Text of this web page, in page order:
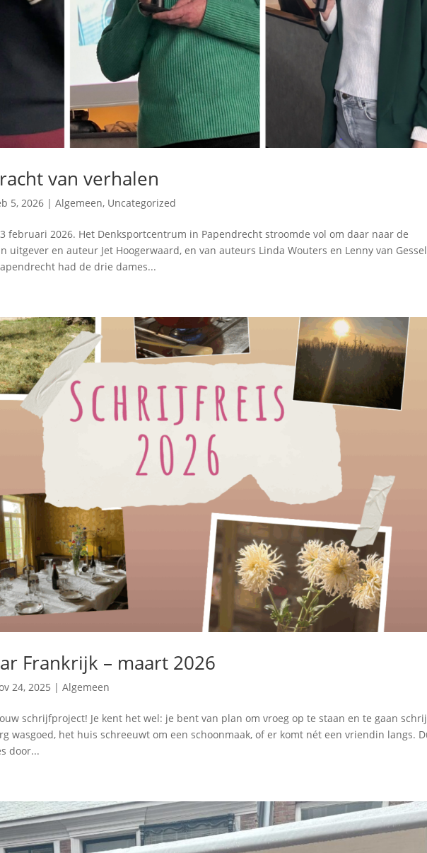
van verhalen
5, 2026 |Algemeen, Uncategorized
februari 2026. Het Denksportcentrum in Papendrecht stroomde vol om daar naar de
uitgever en auteur Jet Hoogerwaard, en van auteurs Linda Wouters en Lenny van
had de drie dames...
Frankrijk – maart 2026
24, 2025 |Algemeen
schrijfproject! Je kent het wel: je bent van plan om vroeg op te staan en te gaan
wasgoed, het huis schreeuwt om een schoonmaak, of er komt nét een vriendin langs.
door...